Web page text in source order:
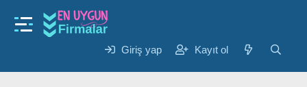
Giriş yap Kayıt ol